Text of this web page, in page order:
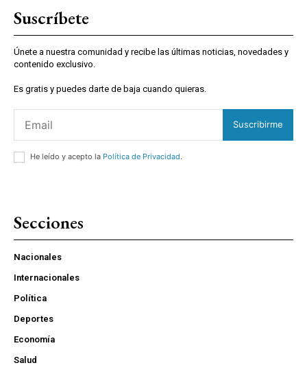
Suscríbete
Únete a nuestra comunidad y recibe las últimas noticias, novedades y
contenido exclusivo.
Es gratis y puedes darte de baja cuando quieras.
Suscribirme
He leído y acepto la Política de Privacidad.
Secciones
Nacionales
Internacionales
Política
Deportes
Economía
Salud